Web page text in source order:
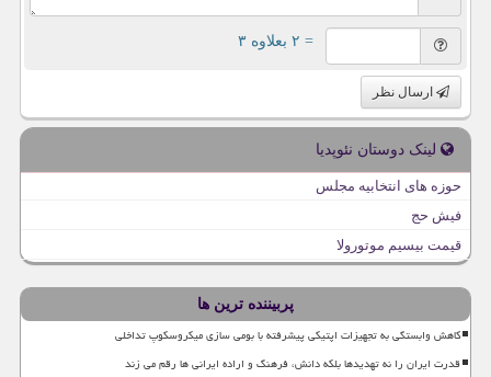
= ۲ بعلاوه ۳
ارسال نظر
لینک دوستان نئوپدیا
حوزه های انتخابیه مجلس
فیش حج
قیمت بیسیم موتورولا
پربیننده ترین ها
کاهش وابستگی به تجهیزات اپتیکی پیشرفته با بومی سازی میکروسکوپ تداخلی
قدرت ایران را نه تهدیدها بلکه دانش، فرهنگ و اراده ایرانی ها رقم می زند